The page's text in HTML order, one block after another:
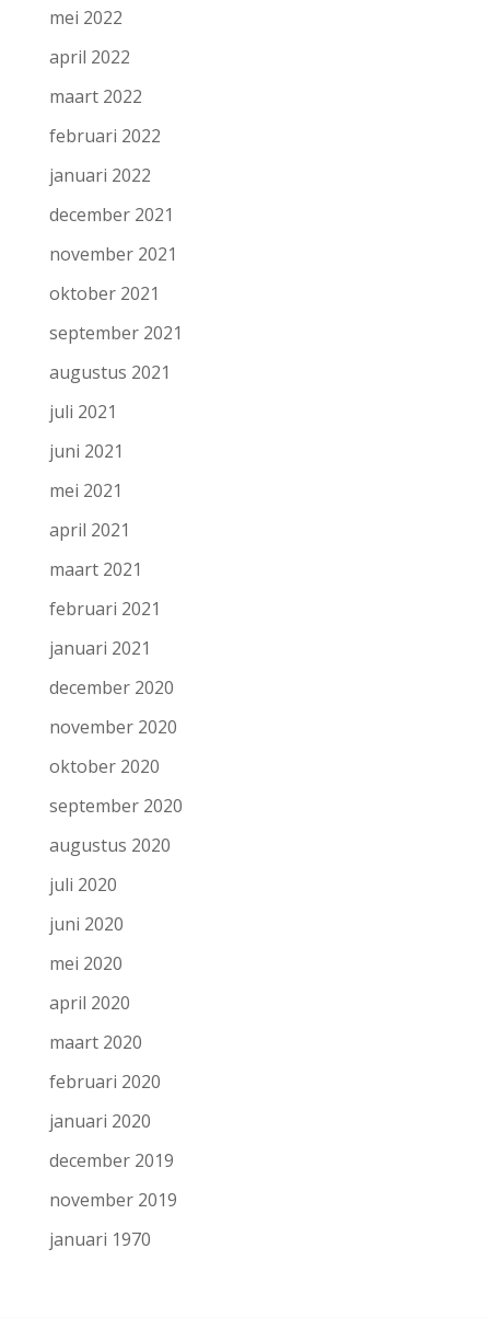
mei 2022
april 2022
maart 2022
februari 2022
januari 2022
december 2021
november 2021
oktober 2021
september 2021
augustus 2021
juli 2021
juni 2021
mei 2021
april 2021
maart 2021
februari 2021
januari 2021
december 2020
november 2020
oktober 2020
september 2020
augustus 2020
juli 2020
juni 2020
mei 2020
april 2020
maart 2020
februari 2020
januari 2020
december 2019
november 2019
januari 1970